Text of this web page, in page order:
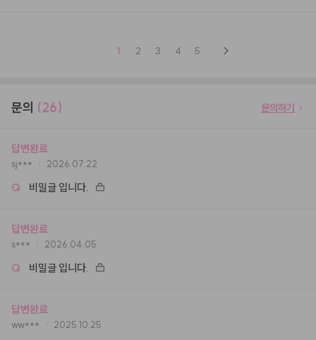
1 2 3 4 5
문의 (26) 문의하기
답변완료
sj*** 2026.07.22
Q 비밀글 입니다.
답변완료
s*** 2026.04.05
Q 비밀글 입니다.
답변완료
ww*** 2025.10.25